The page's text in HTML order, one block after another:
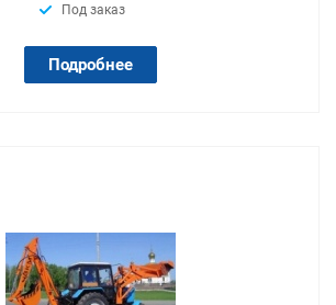
Под заказ
Подробнее